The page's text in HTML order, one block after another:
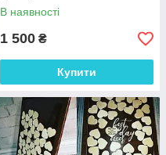
В наявності
1 500 ₴
Купити